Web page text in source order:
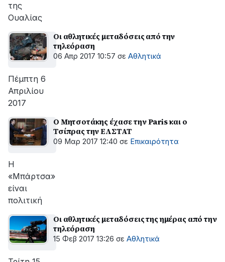
της
Ουαλίας
Οι αθλητικές μεταδόσεις από την
τηλεόραση
06 Απρ 2017 10:57 σε Αθλητικά
Πέμπτη 6
Απριλίου
2017
Ο Μητσοτάκης έχασε την Paris και ο
Τσίπρας την ΕΛΣΤΑΤ
09 Μαρ 2017 12:40 σε Επικαιρότητα
H
«Μπάρτσα»
είναι
πολιτική
Οι αθλητικές μεταδόσεις της ημέρας από την
τηλεόραση
15 Φεβ 2017 13:26 σε Αθλητικά